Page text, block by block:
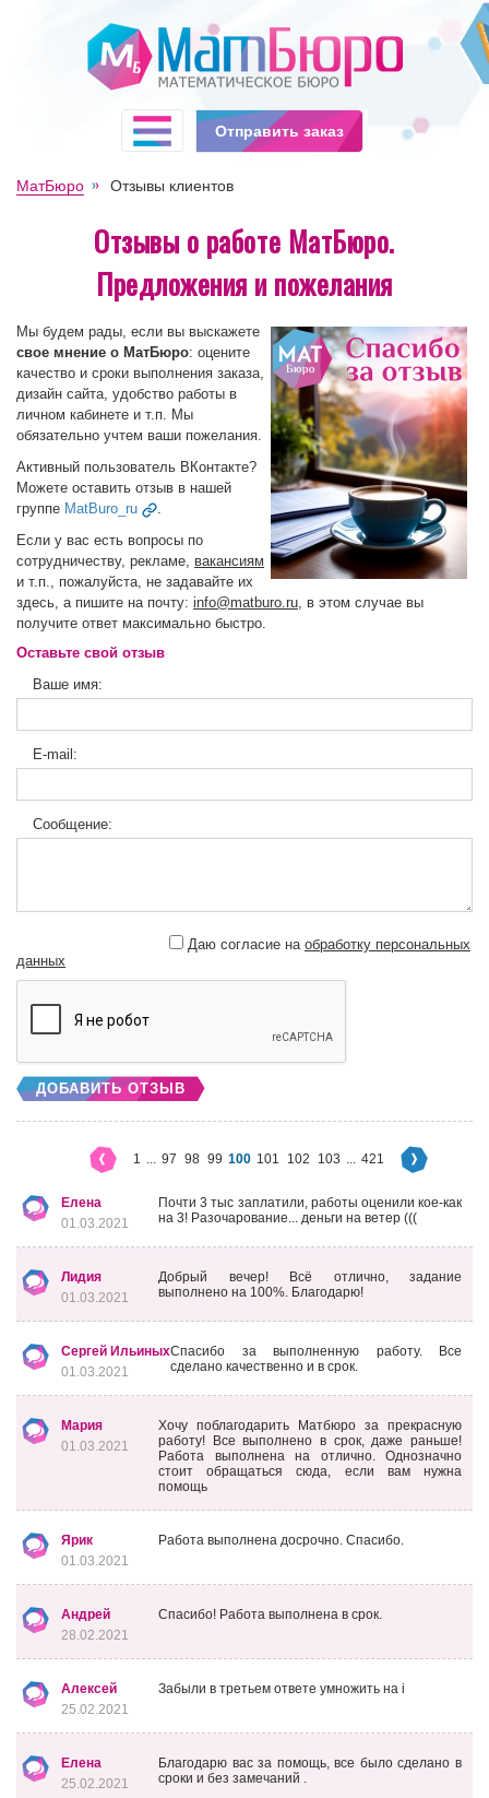
МатБюро Отзывы клиентов
Отзывы о работе МатБюро.
Предложения и пожелания
Мы будем рады, если вы выскажете
свое мнение о МатБюро: оцените
качество и сроки выполнения заказа,
дизайн сайта, удобство работы в
личном кабинете и т.п. Мы
обязательно учтем ваши пожелания.
Активный пользователь ВКонтакте?
Можете оставить отзыв в нашей
группе MatBuro_ru
.
Если у вас есть вопросы по
сотрудничеству, рекламе, вакансиям
и т.п., пожалуйста, не задавайте их
здесь, а пишите на почту: info@matburo.ru, в этом случае вы
получите ответ максимально быстро.
Оставьте свой отзыв
Ваше имя:
E-mail:
Сообщение:
Даю согласие на обработку персональных
данных
ДОБАВИТЬ ОТЗЫВ
1 ... 97 98 99 100 101 102 103 ... 421
Елена
01.03.2021
Почти 3 тыс заплатили, работы оценили кое-как
на 3! Разочарование... деньги на ветер (((
Лидия
01.03.2021
Добрый вечер! Всё отлично, задание
выполнено на 100%. Благодарю!
Сергей Ильиных
01.03.2021
Спасибо за выполненную работу. Все
сделано качественно и в срок.
Мария
01.03.2021
Хочу поблагодарить Матбюро за прекрасную
работу! Все выполнено в срок, даже раньше!
Работа выполнена на отлично. Однозначно
стоит обращаться сюда, если вам нужна
помощь
Ярик
01.03.2021
Работа выполнена досрочно. Спасибо.
Андрей
28.02.2021
Спасибо! Работа выполнена в срок.
Алексей
25.02.2021
Забыли в третьем ответе умножить на i
Елена
25.02.2021
Благодарю вас за помощь, все было сделано в
сроки и без замечаний .
Отправить заказ